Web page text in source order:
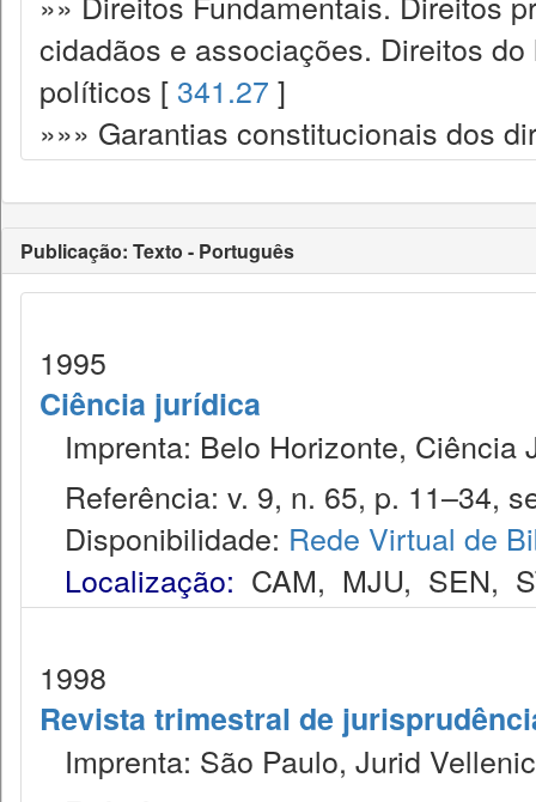
cidadãos e associações. Direitos
políticos [ 341.27 ]
»»» Garantias constitucionais dos
Publicação: Texto - Português
1995
Ciência jurídica
Imprenta: Belo Horizonte, Ciência
Referência: v. 9, n. 65, p. 11–34,
Disponibilidade: Rede Virtual de
Localização: CAM, MJU, SEN,
1998
Revista trimestral de
Imprenta: São Paulo, Jurid